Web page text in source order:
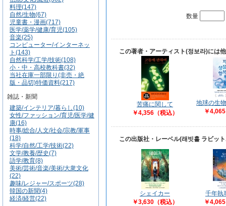
料理(147)
自然/生物(67)
児童書・漫画(717)
医学/薬学/健康/育児(105)
音楽(25)
コンピューター/インターネッ
ト(143)
自然科学/工学/技術(108)
小・中・高校教科書(32)
当社在庫一部限り(非売・絶
版・品切)特価資料(217)
雑誌・新聞
建築/インテリア/暮らし(10)
女性/ファッション/育児/医学/健
康(16)
時事/総合/人文/社会/宗教/軍事
(18)
科学/自然/工学/技術(22)
文学/教養/歴史(7)
語学/教育(8)
美術/芸術/音楽/美術/大衆文化
(22)
趣味/レジャー/スポーツ(28)
韓国の新聞(4)
経済/経営(22)
数量
この著者・アーティスト(정보라)には
苦痛に関して
￥4,356（税込）
地球の生
￥
この出版社・レーベル(래빗홀 ラビッ
シェイカー
￥3,630（税込）
千年執
￥